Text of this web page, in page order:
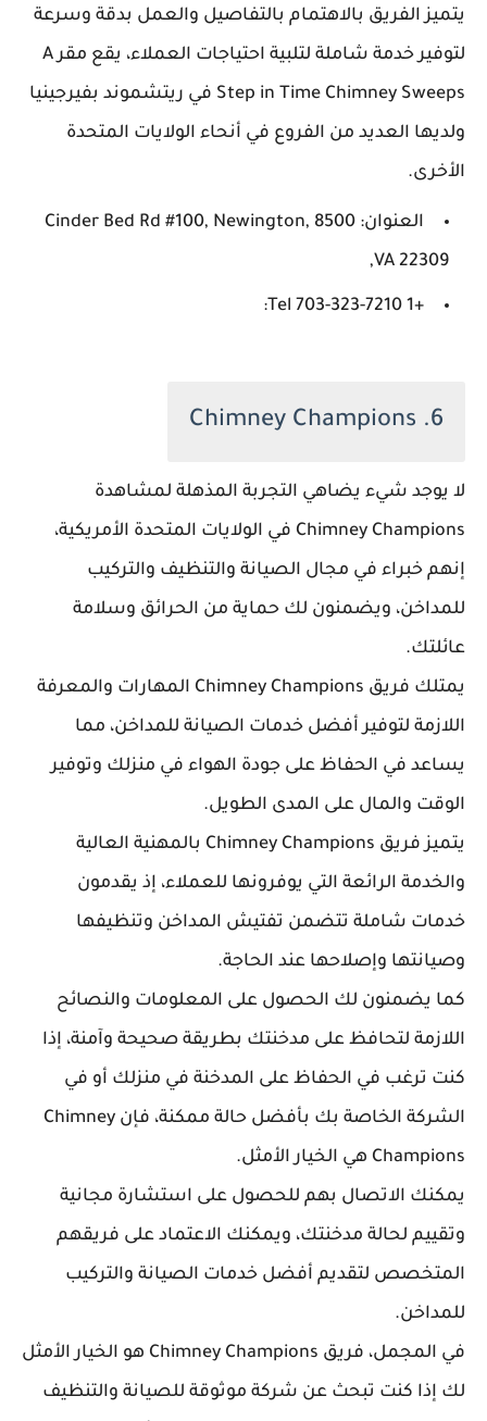
يتميز الفريق بالاهتمام بالتفاصيل والعمل بدقة وسرعة
لتوفير خدمة شاملة لتلبية احتياجات العملاء، يقع مقر A
Step in Time Chimney Sweeps في ريتشموند بفيرجينيا
ولديها العديد من الفروع في أنحاء الولايات المتحدة
الأخرى.
العنوان: 8500 Cinder Bed Rd #100, Newington,
VA 22309,
+1 703-323-7210 Tel:
6. Chimney Champions
لا يوجد شيء يضاهي التجربة المذهلة لمشاهدة
Chimney Champions في الولايات المتحدة الأمريكية،
إنهم خبراء في مجال الصيانة والتنظيف والتركيب
للمداخن، ويضمنون لك حماية من الحرائق وسلامة
عائلتك.
يمتلك فريق Chimney Champions المهارات والمعرفة
اللازمة لتوفير أفضل خدمات الصيانة للمداخن، مما
يساعد في الحفاظ على جودة الهواء في منزلك وتوفير
الوقت والمال على المدى الطويل.
يتميز فريق Chimney Champions بالمهنية العالية
والخدمة الرائعة التي يوفرونها للعملاء، إذ يقدمون
خدمات شاملة تتضمن تفتيش المداخن وتنظيفها
وصيانتها وإصلاحها عند الحاجة.
كما يضمنون لك الحصول على المعلومات والنصائح
اللازمة لتحافظ على مدخنتك بطريقة صحيحة وآمنة، إذا
كنت ترغب في الحفاظ على المدخنة في منزلك أو في
الشركة الخاصة بك بأفضل حالة ممكنة، فإن Chimney
Champions هي الخيار الأمثل.
يمكنك الاتصال بهم للحصول على استشارة مجانية
وتقييم لحالة مدخنتك، ويمكنك الاعتماد على فريقهم
المتخصص لتقديم أفضل خدمات الصيانة والتركيب
للمداخن.
في المجمل، فريق Chimney Champions هو الخيار الأمثل
لك إذا كنت تبحث عن شركة موثوقة للصيانة والتنظيف